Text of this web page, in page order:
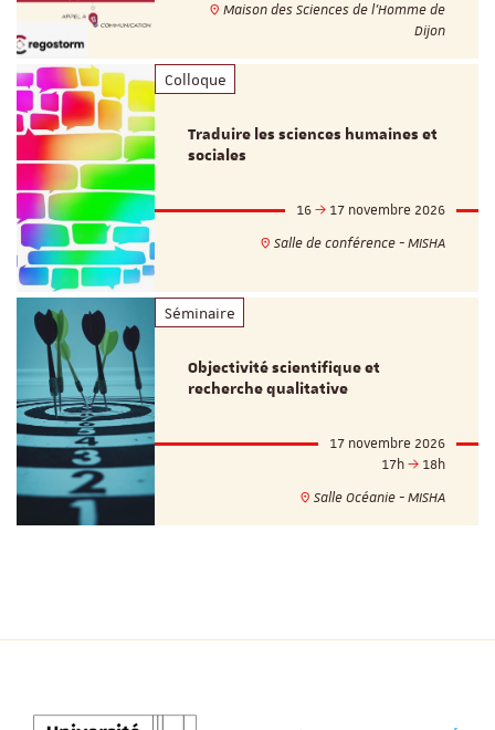
Maison des Sciences de l'Homme de
Dijon
Colloque
Traduire les sciences humaines et
sociales
16
17 novembre 2026
Salle de conférence - MISHA
Séminaire
Objectivité scientifique et
recherche qualitative
17 novembre 2026
17h
18h
Salle Océanie - MISHA